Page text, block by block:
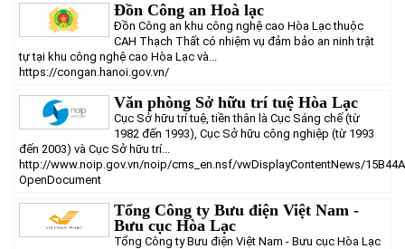
Cơ cấu tổ chức
Chức năng, nhiệm vụ
Doanh nghiệp
Hợp tác quốc tế
Đào tạo và Nghiên cứu
Cách mạng công nghiệp lần thứ 4
Quy hoạch khu chức năng
Vị trí
Cơ sở hạ tầng
Cơ chế ưu đãi đầu tư
Cơ chế Một cửa
Nguồn nhân lực
Nhà đầu tư
Trình tự, thủ tục đầu tư
Tiêu chí đầu tư
Lĩnh vực đầu tư
Quản lý và vận hành dự án đầu tư
Văn bản pháp luật
Các thủ tục hành chính
Doanh nghiệp
Đất đai
Khu CNC Hòa Lạc
Thông báo
Thông báo chung
Tuyển dụng
Dữ liệu mở
FAQs
Liên hệ - Liên kết
Liên kết
Đồn Công an Hoà lạc
Đồn Công an khu công nghệ cao Hòa Lạc thuộc
CAH Thạch Thất có nhiệm vụ đảm bảo an ninh trật
tự tại khu công nghệ cao Hòa Lạc và...
https://congan.hanoi.gov.vn/
Văn phòng Sở hữu trí tuệ Hòa Lạc
Cục Sở hữu trí tuệ, tiền thân là Cục Sáng chế (từ
1982 đến 1993), Cục Sở hữu công nghiệp (từ 1993
đến 2003) và Cục Sở hữu trí...
http://www.noip.gov.vn/noip/cms_en.nsf/vwDisplayContentNews/
OpenDocument
Tổng Công ty Bưu điện Việt Nam -
Bưu cục Hòa Lạc
Tổng Công ty Bưu điện Việt Nam - Bưu cục Hòa Lạc